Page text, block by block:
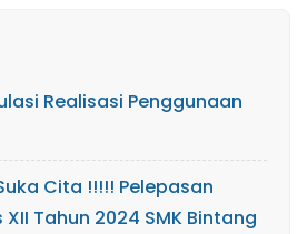
Realisasi Penggunaan
Cita !!!!! Pelepasan
XII Tahun 2024 SMK Bintang